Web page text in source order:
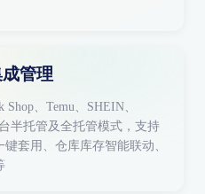
管理
、Temu、SHEIN、
半托管及全托管模式，支持
套用、仓库库存智能联动、